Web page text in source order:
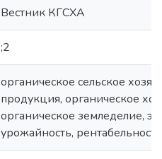
Вестник КГСХА
;2
органическое сельское
продукция, органическое
органическое земледелие,
урожайность,